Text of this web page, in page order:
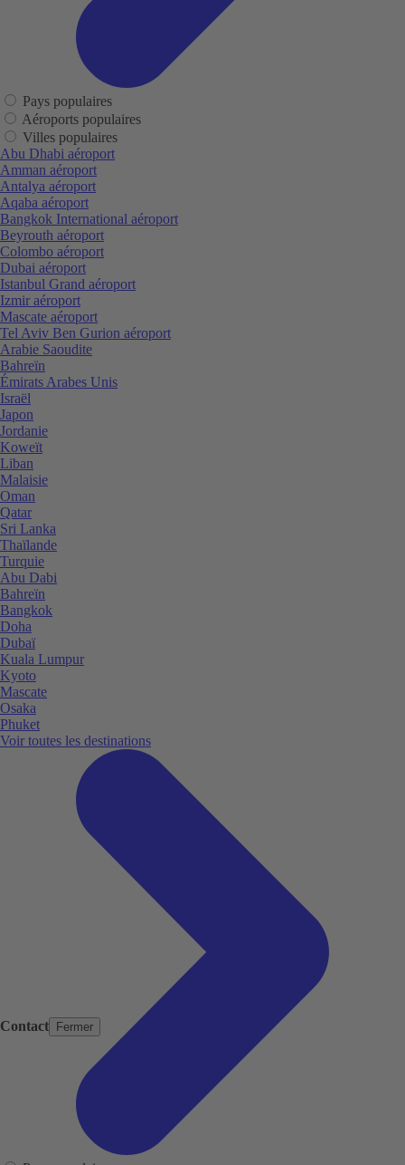
Contact Fermer
Pays populaires
Aéroports populaires
Villes populaires
Abu Dhabi aéroport
Amman aéroport
Antalya aéroport
Aqaba aéroport
Bangkok International aéroport
Beyrouth aéroport
Colombo aéroport
Dubai aéroport
Istanbul Grand aéroport
Izmir aéroport
Mascate aéroport
Tel Aviv Ben Gurion aéroport
Arabie Saoudite
Bahreïn
Émirats Arabes Unis
Israël
Japon
Jordanie
Koweït
Liban
Malaisie
Oman
Qatar
Sri Lanka
Thaïlande
Turquie
Abu Dabi
Bahreïn
Bangkok
Doha
Dubaï
Kuala Lumpur
Kyoto
Mascate
Osaka
Phuket
Voir toutes les destinations